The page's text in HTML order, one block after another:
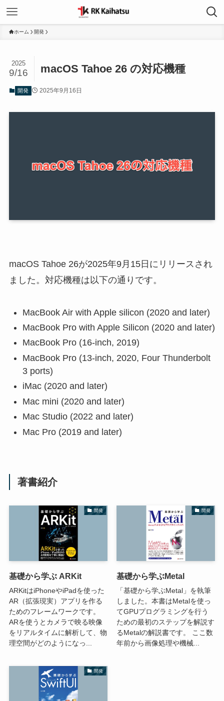
ホーム 開発
macOS Tahoe 26 の対応機種
2025
9/16
開発 2025年9月16日
macOS Tahoe 26が2025年9月15日にリリースされ
ました。対応機種は以下の通りです。
MacBook Air with Apple silicon (2020 and later)
MacBook Pro with Apple Silicon (2020 and later)
MacBook Pro (16-inch, 2019)
MacBook Pro (13-inch, 2020, Four Thunderbolt
3 ports)
iMac (2020 and later)
Mac mini (2020 and later)
Mac Studio (2022 and later)
Mac Pro (2019 and later)
著書紹介
開発
基礎から学ぶ ARKit
ARKitはiPhoneやiPadを使った
AR（拡張現実）アプリを作る
ためのフレームワークです。
ARを使うとカメラで映る映像
をリアルタイムに解析して、物
理空間がどのようになっ...
開発
基礎から学ぶMetal
「基礎から学ぶMetal」を執筆
しました。本書はMetalを使っ
てGPUプログラミングを行う
ための最初のステップを解説す
るMetalの解説書です。 ここ数
年前から画像処理や機械...
開発